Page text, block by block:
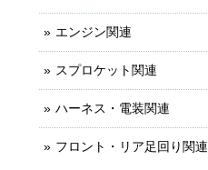
エンジン関連
スプロケット関連
ハーネス・電装関連
フロント・リア足回り関連